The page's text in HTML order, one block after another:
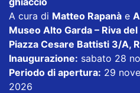
A cura di Matteo Rapanà e
Museo Alto Garda – Riva
Piazza Cesare Battisti 3/A,
Inaugurazione: sabato 28
Periodo di apertura: 29
2026